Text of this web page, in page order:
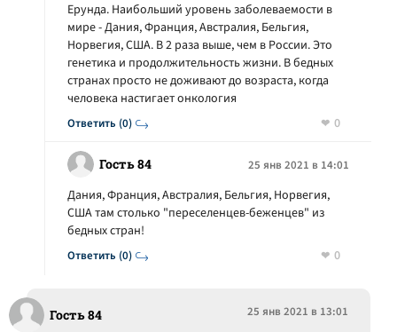
Ответить (0)
Ерунда. Наибольший уровень заболеваемости в
мире - Дания, Франция, Австралия, Бельгия,
Норвегия, США. В 2 раза выше, чем в России. Это
генетика и продолжительность жизни. В бедных
странах просто не доживают до возраста, когда
человека настигает онкология
0
Гость 84 25 янв 2021 в 14:01
Ответить (0)
Дания, Франция, Австралия, Бельгия, Норвегия,
США там столько "переселенцев-беженцев" из
бедных стран!
0
Гость 84 25 янв 2021 в 13:01